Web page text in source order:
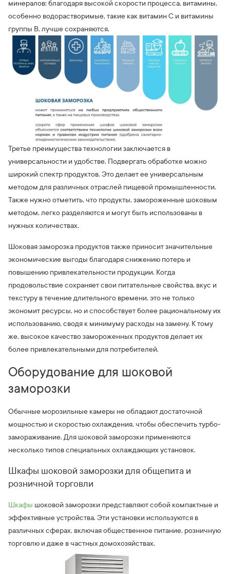
минералов: благодаря высокой скорости процесса, витамины,
особенно водорастворимые, такие как витамин C и витамины
группы B, лучше сохраняются.
Третье преимущества технологии заключается в
универсальности и удобстве. Подвергать обработке можно
широкий спектр продуктов. Это делает ее универсальным
методом для различных отраслей пищевой промышленности.
Также нужно отметить, что продукты, замороженные шоковым
методом, легко разделяются и могут быть использованы в
нужных количествах.
Шоковая заморозка продуктов также приносит значительные
экономические выгоды благодаря снижению потерь и
повышению привлекательности продукции. Когда
продовольствие сохраняет свои питательные свойства, вкус и
текстуру в течение длительного времени, это не только
экономит ресурсы, но и способствует более рациональному их
использованию, сводя к минимуму расходы на замену. К тому
же, высокое качество замороженных продуктов делает их
более привлекательными для потребителей.
Оборудование для шоковой
заморозки
Обычные морозильные камеры не обладают достаточной
мощностью и скоростью охлаждения, чтобы обеспечить турбо-
замораживание. Для шоковой заморозки применяются
несколько типов специальных охлаждающих установок.
Шкафы шоковой заморозки для общепита и
розничной торговли
Шкафы шоковой заморозки представляют собой компактные и
эффективные устройства. Эти установки используются в
различных сферах, включая общественное питание, розничную
торговлю и даже в частных домохозяйствах.